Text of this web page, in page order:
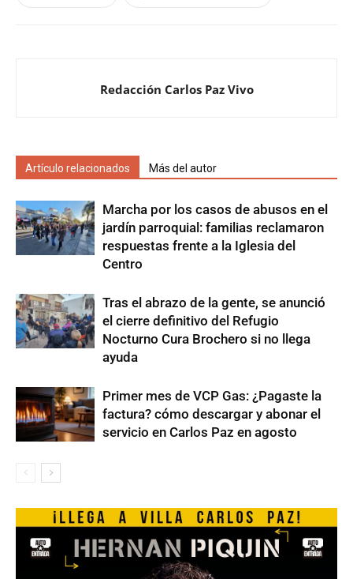
Redacción Carlos Paz Vivo
Artículo relacionados Más del autor
Marcha por los casos de abusos en el
jardín parroquial: familias reclamaron
respuestas frente a la Iglesia del
Centro
Tras el abrazo de la gente, se anunció
el cierre definitivo del Refugio
Nocturno Cura Brochero si no llega
ayuda
Primer mes de VCP Gas: ¿Pagaste la
factura? cómo descargar y abonar el
servicio en Carlos Paz en agosto